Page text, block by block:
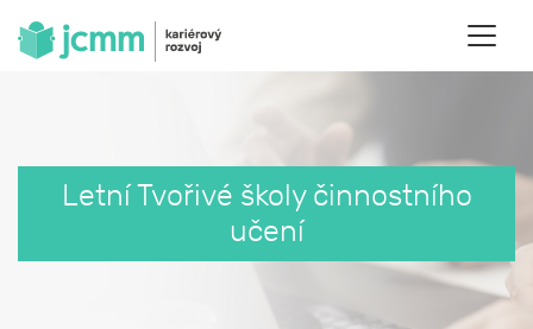
Letní Tvořivé školy činnostního
učení